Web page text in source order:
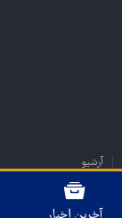
آرشیو